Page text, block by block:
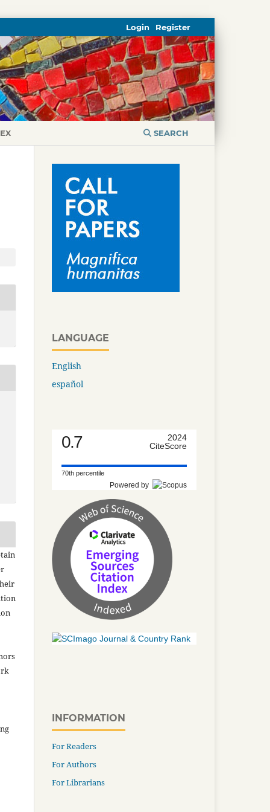
SEARCH
Register
Login
LANGUAGE
English
español
0.7
2024
CiteScore
70th percentile
Powered by
INFORMATION
For Readers
For Authors
For Librarians